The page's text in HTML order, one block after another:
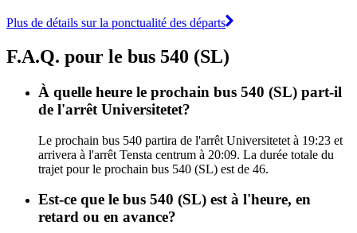
Plus de détails sur la ponctualité des départs
F.A.Q. pour le bus 540 (SL)
À quelle heure le prochain bus 540 (SL) part-il
de l'arrêt Universitetet?
Le prochain bus 540 partira de l'arrêt Universitetet à 19:23 et
arrivera à l'arrêt Tensta centrum à 20:09. La durée totale du
trajet pour le prochain bus 540 (SL) est de 46.
Est-ce que le bus 540 (SL) est à l'heure, en
retard ou en avance?